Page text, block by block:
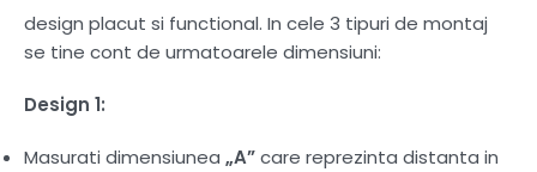
design placut si functional. In cele 3 tipuri de montaj
se tine cont de urmatoarele dimensiuni:
Design 1:
Masurati dimensiunea „A”care reprezinta distanta in